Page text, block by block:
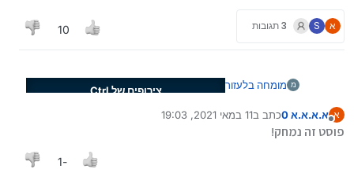
א S 3 תגובות 10
מ מומחה בלעזור צירופים של Ctrl
א א.א.א.א 0 כתב ב11 במאי 2021, 19:03
נערך לאחרונה על ידי
פוסט זה נמחק!
-1